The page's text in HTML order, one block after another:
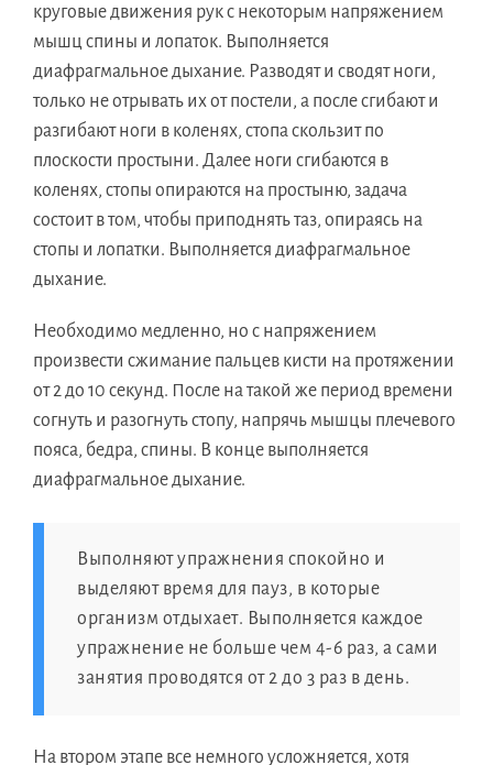
круговые движения рук с некоторым напряжением
мышц спины и лопаток. Выполняется
диафрагмальное дыхание. Разводят и сводят ноги,
только не отрывать их от постели, а после сгибают и
разгибают ноги в коленях, стопа скользит по
плоскости простыни. Далее ноги сгибаются в
коленях, стопы опираются на простыню, задача
состоит в том, чтобы приподнять таз, опираясь на
стопы и лопатки. Выполняется диафрагмальное
дыхание.
Необходимо медленно, но с напряжением
произвести сжимание пальцев кисти на протяжении
от 2 до 10 секунд. После на такой же период времени
согнуть и разогнуть стопу, напрячь мышцы плечевого
пояса, бедра, спины. В конце выполняется
диафрагмальное дыхание.
Выполняют упражнения спокойно и
выделяют время для пауз, в которые
организм отдыхает. Выполняется каждое
упражнение не больше чем 4-6 раз, а сами
занятия проводятся от 2 до 3 раз в день.
На втором этапе все немного усложняется, хотя